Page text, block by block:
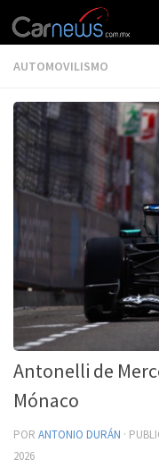
AUTOMOVILISMO
Antonelli de
Mónaco
POR ANTONIO DURÁN ·
2026